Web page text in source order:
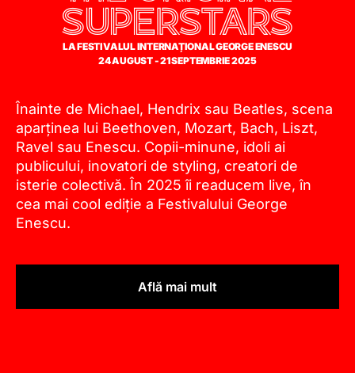
SUPERSTARS
LA FESTIVALUL INTERNAȚIONAL GEORGE ENESCU
24 AUGUST - 21 SEPTEMBRIE 2025
Înainte de Michael, Hendrix sau Beatles, scena
aparținea lui Beethoven, Mozart, Bach, Liszt,
Ravel sau Enescu. Copii-minune, idoli ai
publicului, inovatori de styling, creatori de
isterie colectivă. În 2025 îi readucem live, în
cea mai cool ediție a Festivalului George
Enescu.
Află mai mult